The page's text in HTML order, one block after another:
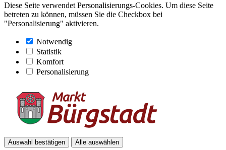
Diese Seite verwendet Personalisierungs-Cookies. Um diese Seite
betreten zu können, müssen Sie die Checkbox bei
"Personalisierung" aktivieren.
Notwendig
Statistik
Komfort
Personalisierung
Auswahl bestätigen Alle auswählen